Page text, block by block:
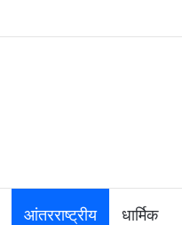
आंतरराष्ट्रीय धार्मिक